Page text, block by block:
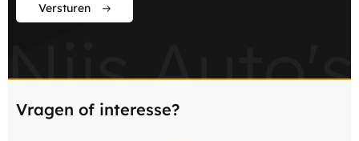
Vragen of interesse?
Versturen
Nijs Auto's